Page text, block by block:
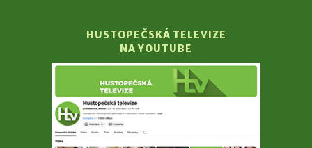
HUSTOPEČSKÁ TELEVIZE
NA YOUTUBE